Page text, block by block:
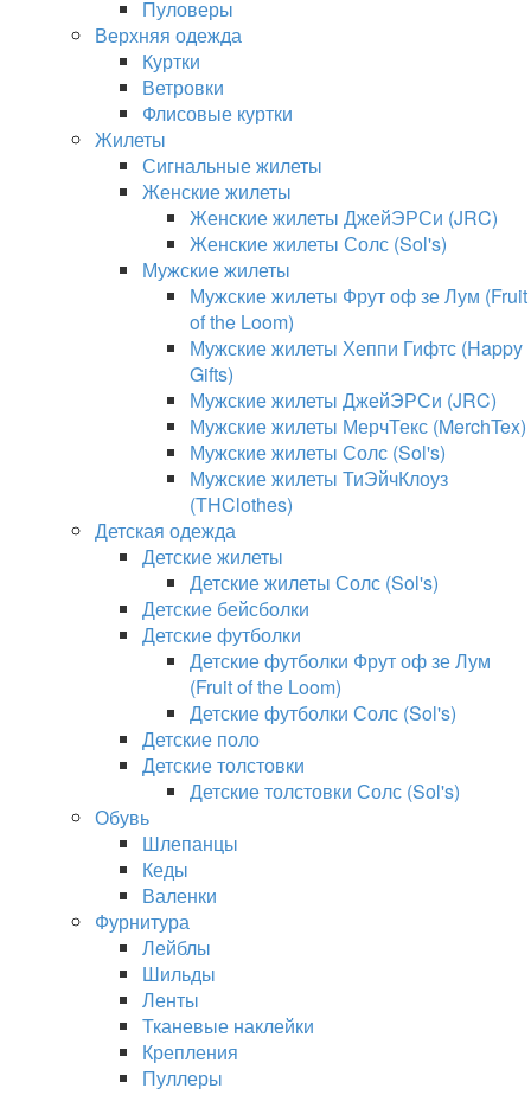
Пуловеры
Верхняя одежда
Куртки
Ветровки
Флисовые куртки
Жилеты
Сигнальные жилеты
Женские жилеты
Женские жилеты ДжейЭРСи (JRC)
Женские жилеты Солс (Sol's)
Мужские жилеты
Мужские жилеты Фрут оф зе Лум (Fruit
of the Loom)
Мужские жилеты Хеппи Гифтс (Happy
Gifts)
Мужские жилеты ДжейЭРСи (JRC)
Мужские жилеты МерчТекс (MerchTex)
Мужские жилеты Солс (Sol's)
Мужские жилеты ТиЭйчКлоуз
(THClothes)
Детская одежда
Детские жилеты
Детские жилеты Солс (Sol's)
Детские бейсболки
Детские футболки
Детские футболки Фрут оф зе Лум
(Fruit of the Loom)
Детские футболки Солс (Sol's)
Детские поло
Детские толстовки
Детские толстовки Солс (Sol's)
Обувь
Шлепанцы
Кеды
Валенки
Фурнитура
Лейблы
Шильды
Ленты
Тканевые наклейки
Крепления
Пуллеры